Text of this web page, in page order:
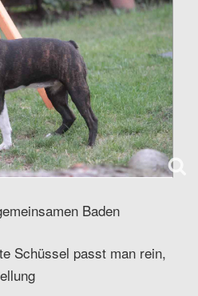
Baden
Schüssel passt man rein,